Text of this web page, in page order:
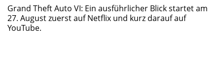
Grand Theft Auto VI: Ein ausführlicher Blick startet am
27. August zuerst auf Netflix und kurz darauf auf
YouTube.